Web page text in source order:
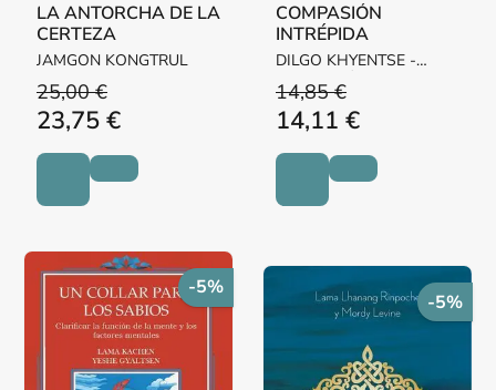
LA ANTORCHA DE LA
CERTEZA
JAMGON KONGTRUL
25,00 €
23,75 €
COMPASIÓN
INTRÉPIDA
DILGO KHYENTSE -
RINPOCHÉ -
14,85 €
14,11 €
-5%
-5%